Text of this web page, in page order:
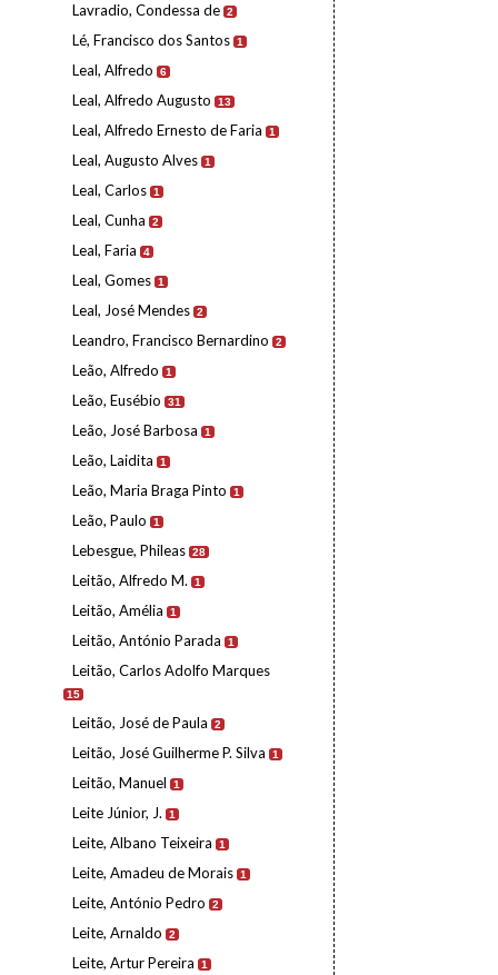
Lavradio, Condessa de 2
Lé, Francisco dos Santos 1
Leal, Alfredo 6
Leal, Alfredo Augusto 13
Leal, Alfredo Ernesto de Faria 1
Leal, Augusto Alves 1
Leal, Carlos 1
Leal, Cunha 2
Leal, Faria 4
Leal, Gomes 1
Leal, José Mendes 2
Leandro, Francisco Bernardino 2
Leão, Alfredo 1
Leão, Eusébio 31
Leão, José Barbosa 1
Leão, Laidita 1
Leão, Maria Braga Pinto 1
Leão, Paulo 1
Lebesgue, Phileas 28
Leitão, Alfredo M. 1
Leitão, Amélia 1
Leitão, António Parada 1
Leitão, Carlos Adolfo Marques
15
Leitão, José de Paula 2
Leitão, José Guilherme P. Silva 1
Leitão, Manuel 1
Leite Júnior, J. 1
Leite, Albano Teixeira 1
Leite, Amadeu de Morais 1
Leite, António Pedro 2
Leite, Arnaldo 2
Leite, Artur Pereira 1